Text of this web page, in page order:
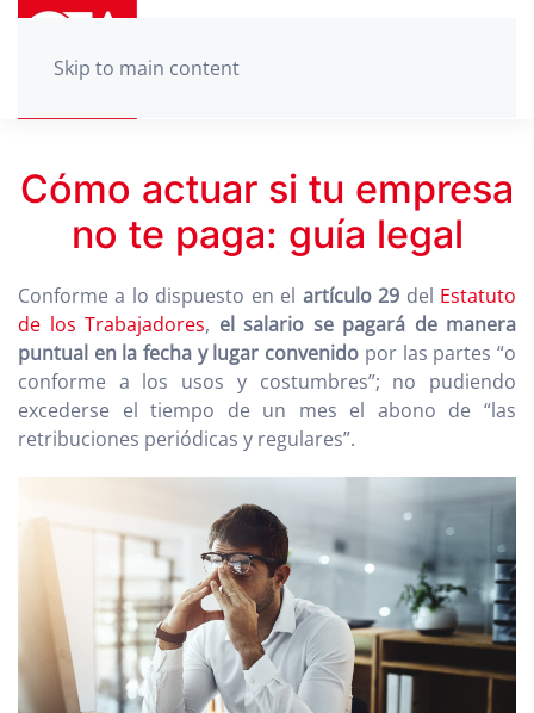
Skip to main content
Cómo actuar si tu empresa
no te paga: guía legal
Conforme a lo dispuesto en el artículo 29 del Estatuto
de los Trabajadores, el salario se pagará de manera
puntual en la fecha y lugar convenido por las partes “o
conforme a los usos y costumbres”; no pudiendo
excederse el tiempo de un mes el abono de “las
retribuciones periódicas y regulares”.